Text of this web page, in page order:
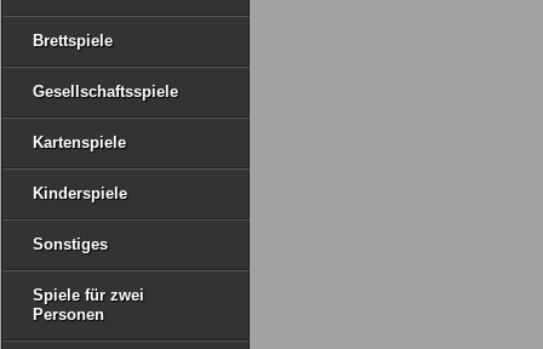
Brettspiele
Gesellschaftsspiele
Kartenspiele
Kinderspiele
Sonstiges
Spiele für zwei
Personen